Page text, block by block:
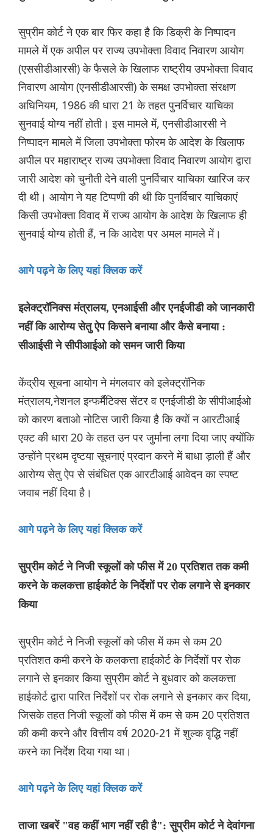
सुप्रीम कोर्ट ने एक बार फिर कहा है कि डिक्री के निष्पादन
मामले में एक अपील पर राज्य उपभोक्ता विवाद निवारण आयोग
(एससीडीआरसी) के फैसले के खिलाफ राष्ट्रीय उपभोक्ता विवाद
निवारण आयोग (एनसीडीआरसी) के समक्ष उपभोक्ता संरक्षण
अधिनियम, 1986 की धारा 21 के तहत पुनर्विचार याचिका
सुनवाई योग्य नहीं होती। इस मामले में, एनसीडीआरसी ने
निष्पादन मामले में जिला उपभोक्ता फोरम के आदेश के खिलाफ
अपील पर महाराष्ट्र राज्य उपभोक्ता विवाद निवारण आयोग द्वारा
जारी आदेश को चुनौती देने वाली पुनर्विचार याचिका खारिज कर
दी थी। आयोग ने यह टिप्पणी की थी कि पुनर्विचार याचिकाएं
किसी उपभोक्ता विवाद में राज्य आयोग के आदेश के खिलाफ ही
सुनवाई योग्य होती हैं, न कि आदेश पर अमल मामले में।
आगे पढ़ने के लिए यहां क्लिक करें
इलेक्ट्रॉनिक्स मंत्रालय, एनआईसी और एनईजीडी को जानकारी
नहीं कि आरोग्य सेतु ऐप किसने बनाया और कैसे बनाया :
सीआईसी ने सीपीआईओ को समन जारी किया
केंद्रीय सूचना आयोग ने मंगलवार को इलेक्ट्रॉनिक
मंत्रालय,नेशनल इन्फर्मैटिक्स सेंटर व एनईजीडी के सीपीआईओ
को कारण बताओ नोटिस जारी किया है कि क्यों न आरटीआई
एक्ट की धारा 20 के तहत उन पर जुर्माना लगा दिया जाए क्योंकि
उन्होंने प्रथम दृष्टया सूचनाएं प्रदान करने में बाधा ड़ाली हैं और
आरोग्य सेतु ऐप से संबंधित एक आरटीआई आवेदन का स्पष्ट
जवाब नहीं दिया है।
आगे पढ़ने के लिए यहां क्लिक करें
सुप्रीम कोर्ट ने निजी स्कूलों को फीस में 20 प्रतिशत तक कमी
करने के कलकत्ता हाईकोर्ट के निर्देशों पर रोक लगाने से इनकार
किया
सुप्रीम कोर्ट ने निजी स्कूलों को फीस में कम से कम 20
प्रतिशत कमी करने के कलकत्ता हाईकोर्ट के निर्देशों पर रोक
लगाने से इनकार किया सुप्रीम कोर्ट ने बुधवार को कलकत्ता
हाईकोर्ट द्वारा पारित निर्देशों पर रोक लगाने से इनकार कर दिया,
जिसके तहत निजी स्कूलों को फीस में कम से कम 20 प्रतिशत
की कमी करने और वित्तीय वर्ष 2020-21 में शुल्क वृद्धि नहीं
करने का निर्देश दिया गया था।
आगे पढ़ने के लिए यहां क्लिक करें
ताजा खबरें "वह कहीं भाग नहीं रही है": सुप्रीम कोर्ट ने देवांगना